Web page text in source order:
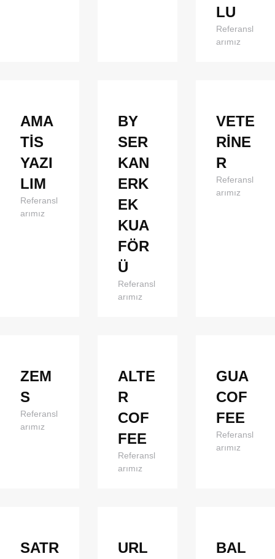
LU
Referansl
arımız
AMA
TİS
YAZI
LIM
Referansl
arımız
BY
SER
KAN
ERK
EK
KUA
FÖR
Ü
Referansl
arımız
VETE
RİNE
R
Referansl
arımız
ZEM
S
Referansl
arımız
ALTE
R
COF
FEE
Referansl
arımız
GUA
COF
FEE
Referansl
arımız
SATR
URL
BAL